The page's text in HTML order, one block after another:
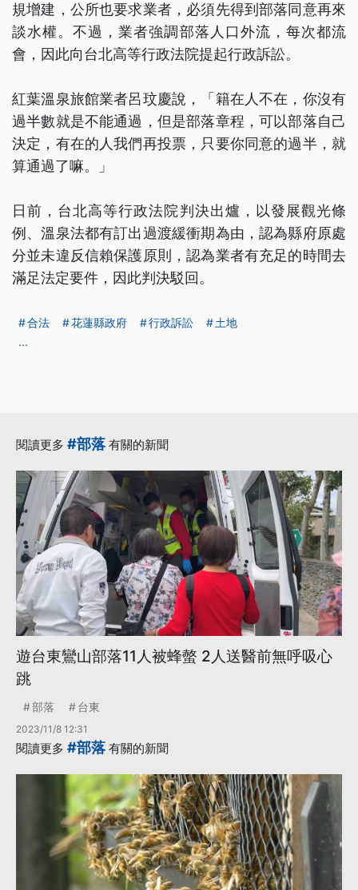
規增建，公所也要求業者，必須先得到部落同意再來
談水權。不過，業者強調部落人口外流，每次都流
會，因此向台北高等行政法院提起行政訴訟。
紅葉溫泉旅館業者呂玟慶說，「籍在人不在，你沒有
過半數就是不能通過，但是部落章程，可以部落自己
決定，有在的人我們再投票，只要你同意的過半，就
算通過了嘛。」
日前，台北高等行政法院判決出爐，以發展觀光條
例、溫泉法都有訂出過渡緩衝期為由，認為縣府原處
分並未違反信賴保護原則，認為業者有充足的時間去
滿足法定要件，因此判決駁回。
合法 花蓮縣政府 行政訴訟
土地
...
閱讀更多 #部落有關的新聞
遊台東鸞山部落11人被蜂螫 2人送醫前無呼吸心
跳
部落 台東
2023/11/8 12:31
閱讀更多 #部落有關的新聞